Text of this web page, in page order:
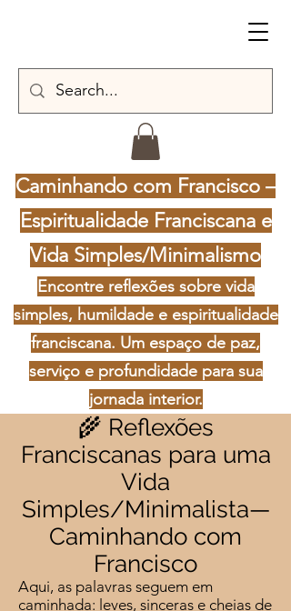
Caminhando com Francisco –
Espiritualidade Franciscana e
Vida Simples/Minimalismo
Encontre reflexões sobre vida
simples, humildade e espiritualidade
franciscana. Um espaço de paz,
serviço e profundidade para sua
jornada interior.
🌾 Reflexões
Franciscanas para uma
Vida
Simples/Minimalista—
Caminhando com
Francisco
Aqui, as palavras seguem em
caminhada: leves, sinceras e cheias de